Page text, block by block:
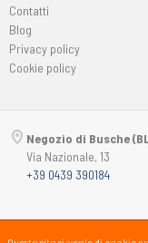
Contatti
Blog
Privacy policy
Cookie policy
Negozio di Busche
Via Nazionale, 13
+39 0439 390184